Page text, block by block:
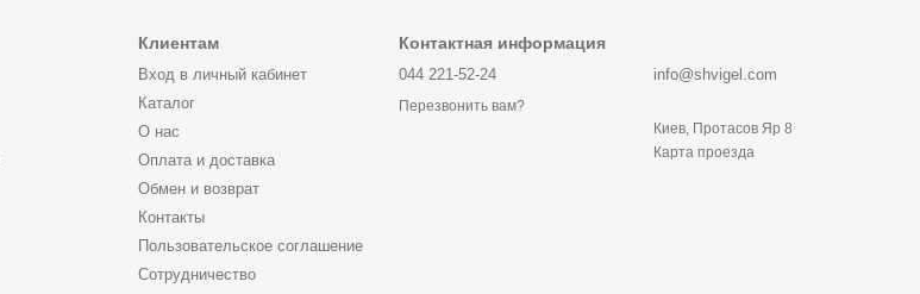
Клиентам
Вход в личный кабинет
Каталог
О нас
Оплата и доставка
Обмен и возврат
Контакты
Пользовательское соглашение
Сотрудничество
Контактная информация
044 221-52-24
Перезвонить вам?
info@shvigel.com
Киев, Протасов Яр 8
Карта проезда